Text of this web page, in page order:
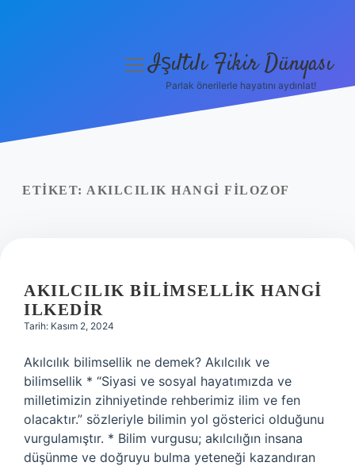
Yasal Uyarı
menüyüIşıltılı Fikir Dünyası
Parlak önerilerle hayatını aydınlat!
ETIKET: AKILCILIK HANGI FILOZOF
AKILCILIK BILIMSELLIK HANGI
ILKEDIR
Tarih: Kasım 2, 2024
Akılcılık bilimsellik ne demek? Akılcılık ve
bilimsellik * “Siyasi ve sosyal hayatımızda ve
milletimizin zihniyetinde rehberimiz ilim ve fen
olacaktır.” sözleriyle bilimin yol gösterici olduğunu
vurgulamıştır. * Bilim vurgusu; akılcılığın insana
düşünme ve doğruyu bulma yeteneği kazandıran